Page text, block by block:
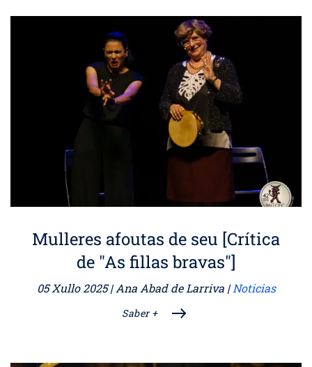
Mulleres afoutas de seu [Crítica
de "As fillas bravas"]
05 Xullo 2025| Ana Abad de Larriva |Noticias
Saber +